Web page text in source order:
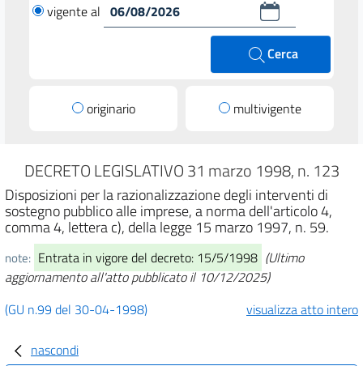
vigente al
Cerca
originario multivigente
DECRETO LEGISLATIVO 31 marzo 1998, n. 123
Disposizioni per la razionalizzazione degli interventi di
sostegno pubblico alle imprese, a norma dell'articolo 4,
comma 4, lettera c), della legge 15 marzo 1997, n. 59.
note: Entrata in vigore del decreto: 15/5/1998 (Ultimo
aggiornamento all'atto pubblicato il 10/12/2025)
(GU n.99 del 30-04-1998)
visualizza atto intero
nascondi